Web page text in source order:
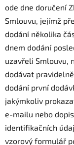
ode dne doručení
Smlouvu, jejímž
dodání několika
dnem dodání
uzavřeli Smlouvu,
dodávat
dodání první
jakýmkoliv
e-mailu nebo
identifikačních
vzorový formulář